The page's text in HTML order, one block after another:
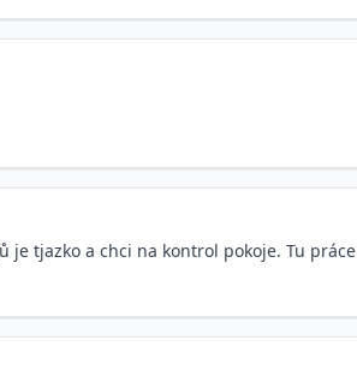
tjazko a chci na kontrol pokoje. Tu